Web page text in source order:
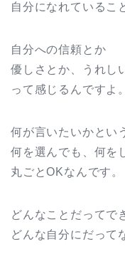
自分になれているこ
自分への信頼とか
優しさとか、うれし
って感じるんですよ。
何が言いたいかとい
何を選んでも、何を
丸ごとOKなんです。
どんなことだってで
どんな自分にだって